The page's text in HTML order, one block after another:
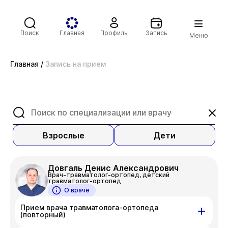
Поиск Главная Профиль Запись Меню
Главная / Запись на прием
Взрослые Дети
Довгаль Денис Александрович
Врач-травматолог-ортопед, детский
травматолог-ортопед
О враче
Прием врача травматолога-ортопеда
(повторный)